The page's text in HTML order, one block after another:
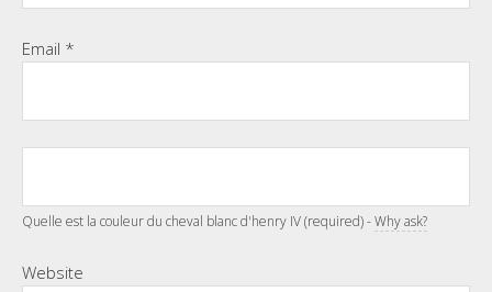
Email *
Quelle est la couleur du cheval blanc d'henry IV (required) -Why ask?
Website